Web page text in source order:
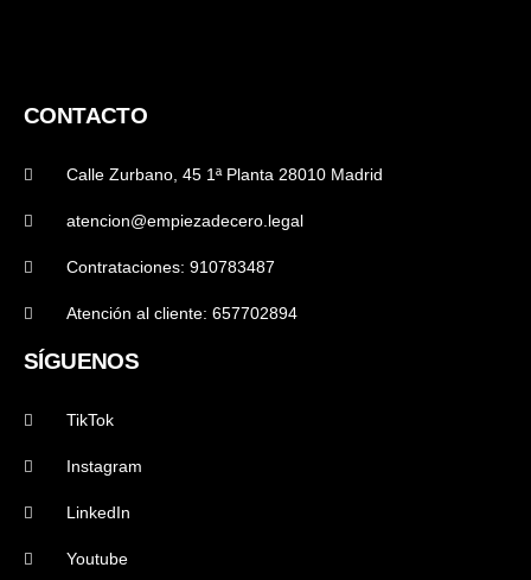
CONTACTO
Calle Zurbano, 45 1ª Planta 28010 Madrid
atencion@empiezadecero.legal
Contrataciones: 910783487
Atención al cliente: 657702894
SÍGUENOS
TikTok
Instagram
LinkedIn
Youtube